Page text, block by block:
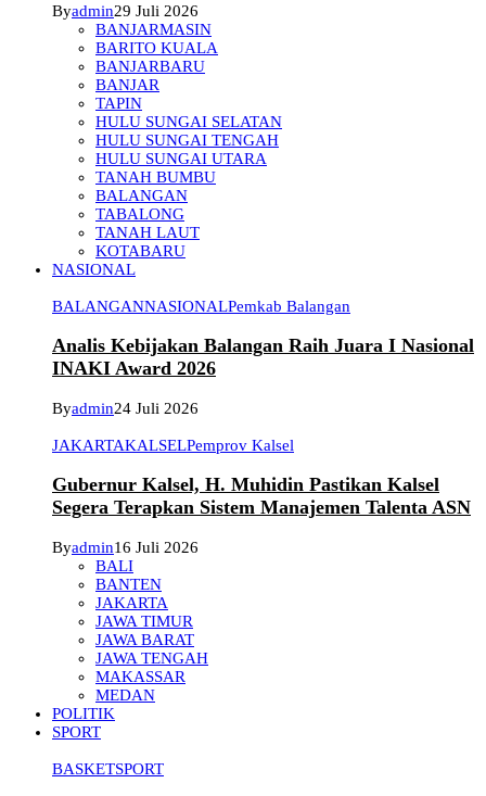
Byadmin29 Juli 2026
BANJARMASIN
BARITO KUALA
BANJARBARU
BANJAR
TAPIN
HULU SUNGAI SELATAN
HULU SUNGAI TENGAH
HULU SUNGAI UTARA
TANAH BUMBU
BALANGAN
TABALONG
TANAH LAUT
KOTABARU
NASIONAL
BALANGANNASIONALPemkab Balangan
Analis Kebijakan Balangan Raih Juara I Nasional
INAKI Award 2026
Byadmin24 Juli 2026
JAKARTAKALSELPemprov Kalsel
Gubernur Kalsel, H. Muhidin Pastikan Kalsel
Segera Terapkan Sistem Manajemen Talenta ASN
Byadmin16 Juli 2026
BALI
BANTEN
JAKARTA
JAWA TIMUR
JAWA BARAT
JAWA TENGAH
MAKASSAR
MEDAN
POLITIK
SPORT
BASKETSPORT